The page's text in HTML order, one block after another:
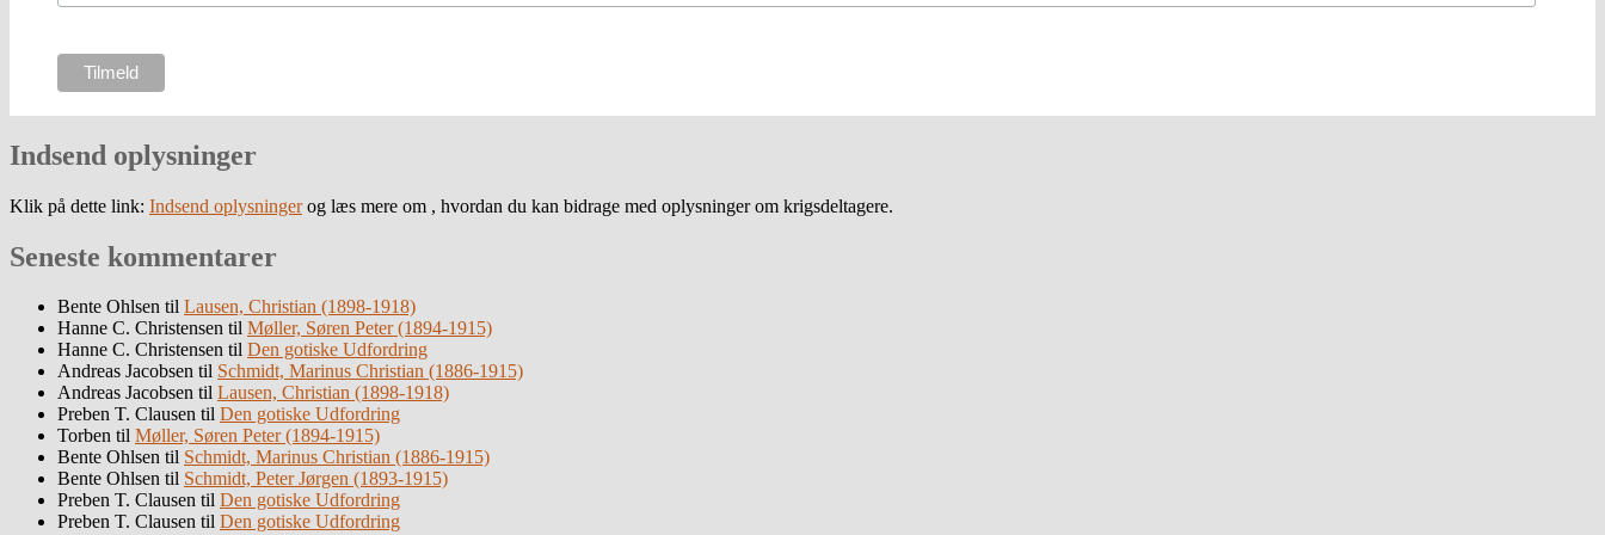
Indsend oplysninger
Klik på dette link: Indsend oplysningerog læs mere om , hvordan du kan bidrage med oplysninger om krigsdeltagere.
Seneste kommentarer
Bente Ohlsen til Lausen, Christian (1898-1918)
Hanne C. Christensen til Møller, Søren Peter (1894-1915)
Hanne C. Christensen til Den gotiske Udfordring
Andreas Jacobsen til Schmidt, Marinus Christian (1886-1915)
Andreas Jacobsen til Lausen, Christian (1898-1918)
Preben T. Clausen til Den gotiske Udfordring
Torben til Møller, Søren Peter (1894-1915)
Bente Ohlsen til Schmidt, Marinus Christian (1886-1915)
Bente Ohlsen til Schmidt, Peter Jørgen (1893-1915)
Preben T. Clausen til Den gotiske Udfordring
Preben T. Clausen til Den gotiske Udfordring